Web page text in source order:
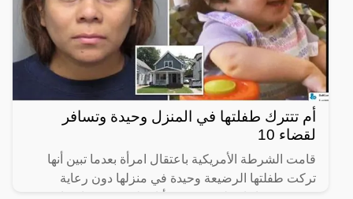
أم تتترك طفلتها في المنزل وحيدة وتسافر
لقضاء 10
قامت الشرطة الأمريكية باعتقال امرأة بعدما تبين أنها
تركت طفلتها الرضيعة وحيدة في منزلها دون رعاية